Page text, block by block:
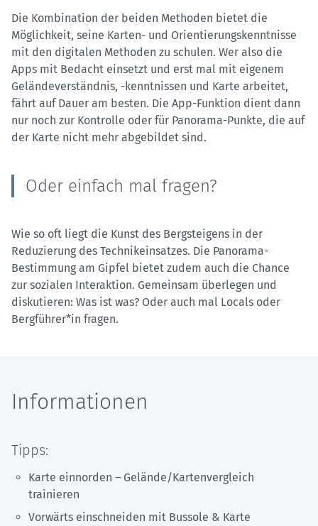
Die Kombination der beiden Methoden bietet die
Möglichkeit, seine Karten- und Orientierungskenntnisse
mit den digitalen Methoden zu schulen. Wer also die
Apps mit Bedacht einsetzt und erst mal mit eigenem
Geländeverständnis, -kenntnissen und Karte arbeitet,
fährt auf Dauer am besten. Die App-Funktion dient dann
nur noch zur Kontrolle oder für Panorama-Punkte, die auf
der Karte nicht mehr abgebildet sind.
Oder einfach mal fragen?
Wie so oft liegt die Kunst des Bergsteigens in der
Reduzierung des Technikeinsatzes. Die Panorama-
Bestimmung am Gipfel bietet zudem auch die Chance
zur sozialen Interaktion. Gemeinsam überlegen und
diskutieren: Was ist was? Oder auch mal Locals oder
Bergführer*in fragen.
Informationen
Tipps:
Karte einnorden – Gelände/Kartenvergleich
trainieren
Vorwärts einschneiden mit Bussole & Karte